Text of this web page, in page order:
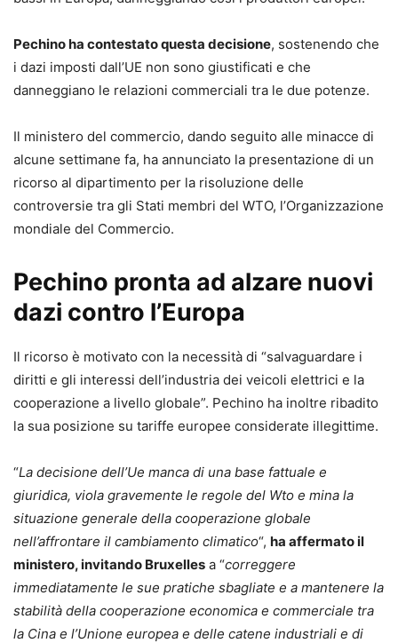
Pechino ha contestato questa decisione, sostenendo che
i dazi imposti dall’UE non sono giustificati e che
danneggiano le relazioni commerciali tra le due potenze.
Il ministero del commercio, dando seguito alle minacce di
alcune settimane fa, ha annunciato la presentazione di un
ricorso al dipartimento per la risoluzione delle
controversie tra gli Stati membri del WTO, l’Organizzazione
mondiale del Commercio.
Pechino pronta ad alzare nuovi
dazi contro l’Europa
Il ricorso è motivato con la necessità di “salvaguardare i
diritti e gli interessi dell’industria dei veicoli elettrici e la
cooperazione a livello globale”. Pechino ha inoltre ribadito
la sua posizione su tariffe europee considerate illegittime.
“La decisione dell’Ue manca di una base fattuale e
giuridica, viola gravemente le regole del Wto e mina la
situazione generale della cooperazione globale
nell’affrontare il cambiamento climatico“, ha affermato il
ministero, invitando Bruxelles a “correggere
immediatamente le sue pratiche sbagliate e a mantenere la
stabilità della cooperazione economica e commerciale tra
la Cina e l’Unione europea e delle catene industriali e di